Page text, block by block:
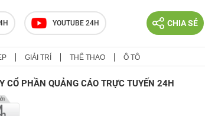
Biên Hòa bốc
và nước cực
YOUTUBE 24H CHIA SẺ
GIẢI TRÍ THỂ THAO Ô TÔ
CỔ PHẦN QUẢNG CÁO TRỰC TUYẾN 24H